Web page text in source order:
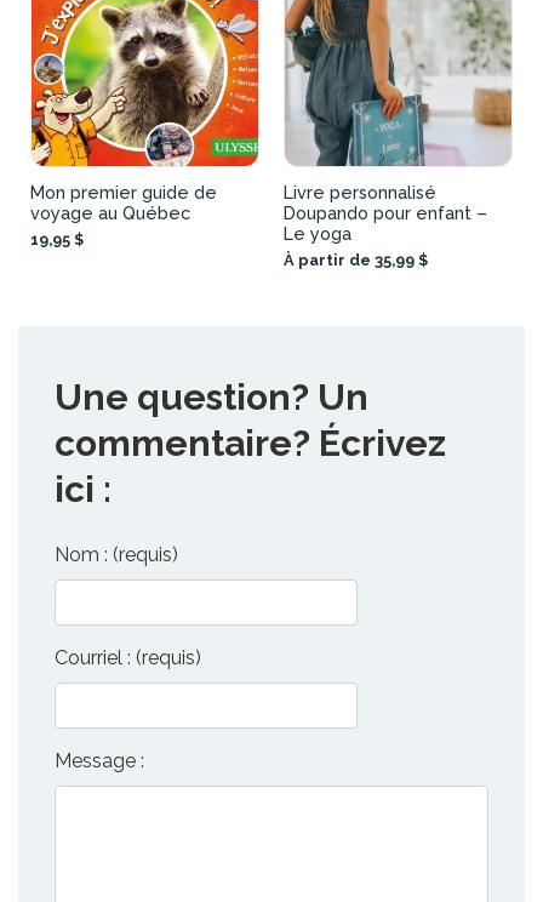
Mon premier guide de
voyage au Québec
19,95 $
Livre personnalisé
Doupando pour enfant –
Le yoga
À partir de 35,99 $
Une question? Un
commentaire? Écrivez
ici :
Nom : (requis)
Courriel : (requis)
Message :